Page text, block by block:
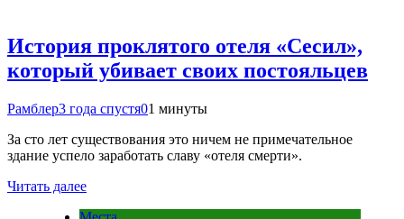
История проклятого отеля «Сесил»,
который убивает своих постояльцев
Рамблер3 года спустя01 минуты
За сто лет существования это ничем не примечательное
здание успело заработать славу «отеля смерти».
Читать далее